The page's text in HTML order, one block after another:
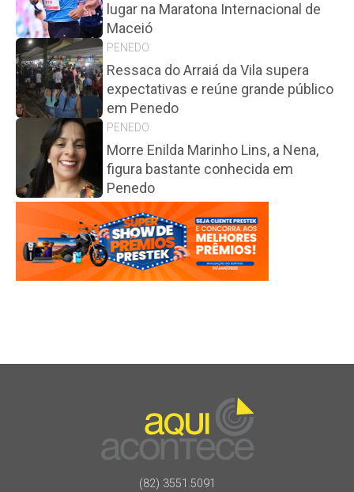
lugar na Maratona Internacional de
Maceió
PENEDO
Ressaca do Arraiá da Vila supera
expectativas e reúne grande público
em Penedo
PENEDO
Morre Enilda Marinho Lins, a Nena,
figura bastante conhecida em
Penedo
(82) 3551.5091